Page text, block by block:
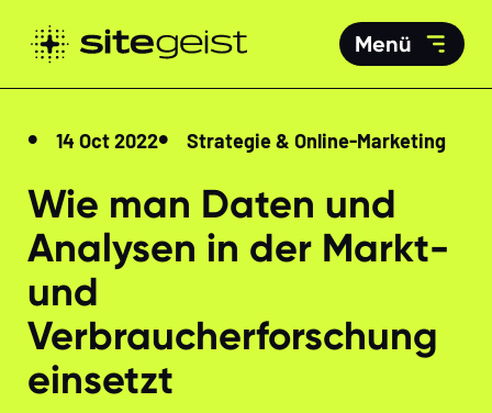
Menü
14 Oct 2022 Strategie & Online-Marketing
Wie man Daten und
Analysen in der Markt-
und
Verbraucherforschung
einsetzt